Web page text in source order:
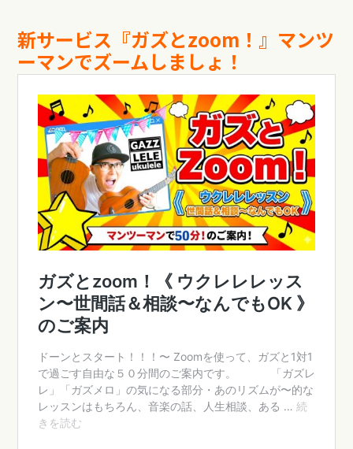
新サービス『ガズとzoom ！』マンツ
ーマンでズームしましょ！